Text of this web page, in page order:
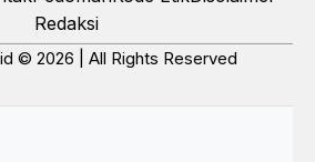
Redaksi
© 2026 | All Rights Reserved